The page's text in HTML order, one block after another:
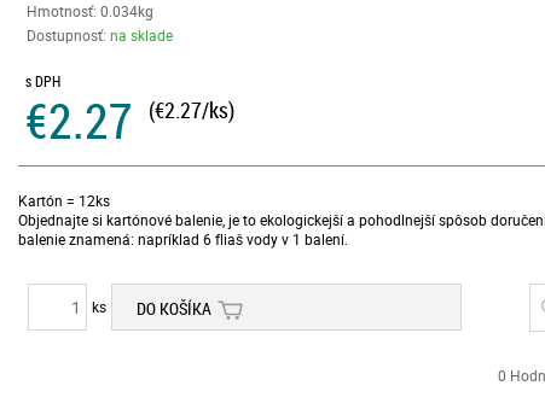
Hmotnosť: 0.034kg
Dostupnosť: na sklade
s DPH
€2.27 (€2.27/ks)
Kartón = 12ks
Objednajte si kartónové balenie, je to ekologickejší a pohodlnejší spôsob
balenie znamená: napríklad 6 fliaš vody v 1 balení.
ks DO KOŠÍKA
0